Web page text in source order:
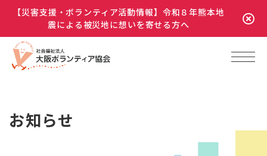
【災害支援・ボランティア活動情報】令和８年熊本地
震による被災地に想いを寄せる方へ
お知らせ